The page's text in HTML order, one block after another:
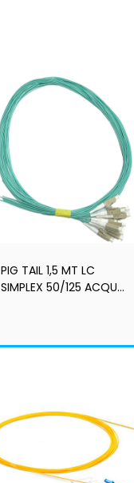
PIG TAIL 1,5 MT LC
SIMPLEX 50/125 ACQUA